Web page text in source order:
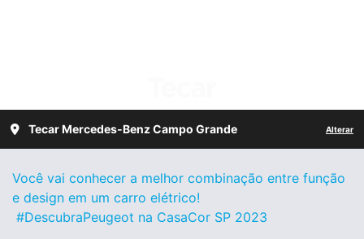
Tecar Mercedes-Benz Campo Grande Alterar
Você vai conhecer a melhor combinação entre função
e design em um carro elétrico!
#DescubraPeugeot na CasaCor SP 2023